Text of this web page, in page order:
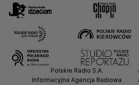
Polskie Radio S.A.
Informacyjna Agencja Radiowa